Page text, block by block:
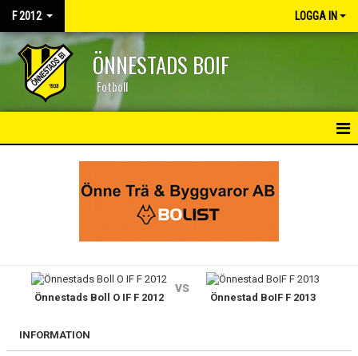
F 2012 LOGGA IN
ÖNNESTADS BOIF
Fotboll
TRUPPEN
BILDGALLERI
Önnestads Boll O IF F 2012
vs
Önnestad BoIF F 2013
INFORMATION